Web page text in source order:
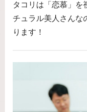
タコリは「恋慕」を
チュラル美人さんな
ります！